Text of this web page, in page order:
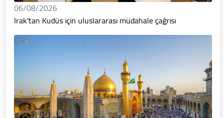
06/08/2026
Irak'tan Kudüs için uluslararası müdahale çağrısı